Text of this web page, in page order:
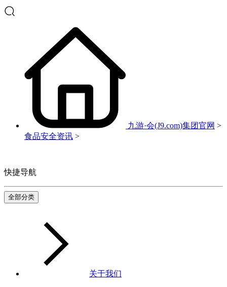
九游·会(J9.com)集团官网 >
食品安全资讯 >
快捷导航
全部分类
关于我们